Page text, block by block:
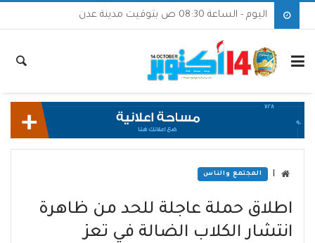
اليوم - الساعة 08:30 ص بتوقيت مدينة عدن
المجتمع والناس
اطلاق حملة عاجلة للحد من ظاهرة
انتشار الكلاب الضالة في تعز